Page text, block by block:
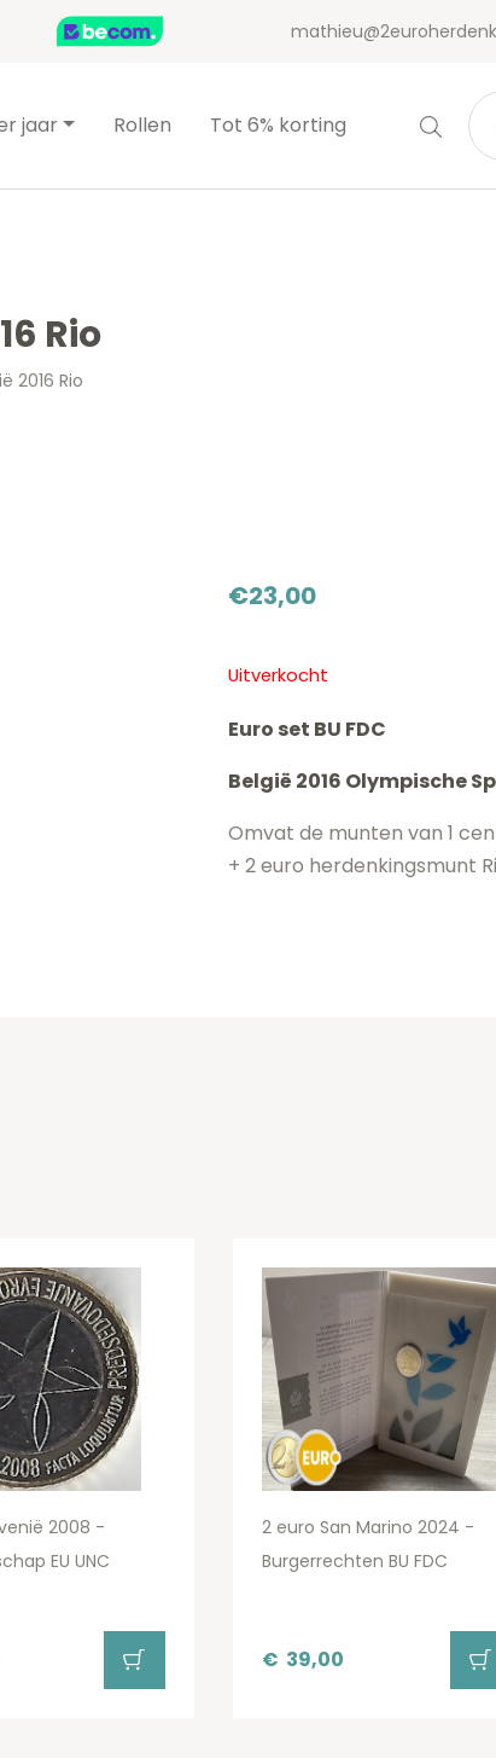
jaar Rollen Tot 6% korting
Rio
2016 Rio
€23,00
Uitverkocht
Euro set BU FDC
België 2016 Olympische
Omvat de munten van 1
+ 2 euro herdenkingsmunt
2008 -
EU UNC
2 euro San Marino 2024 -
Burgerrechten BU FDC
€ 39,00